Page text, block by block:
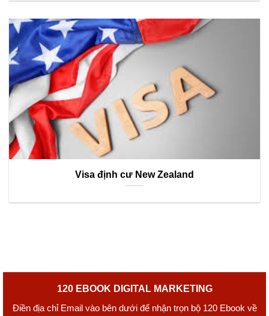
Visa định cư New Zealand
120 EBOOK DIGITAL MARKETING
Điền địa chỉ Email vào bên dưới để nhận trọn bộ 120 Ebook về